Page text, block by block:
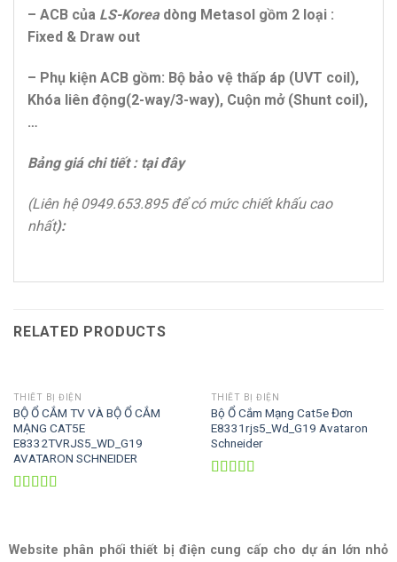
– ACB của LS-Koreadòng Metasol gồm 2 loại :
Fixed & Draw out
– Phụ kiện ACB gồm: Bộ bảo vệ thấp áp (UVT coil),
Khóa liên động(2-way/3-way), Cuộn mở (Shunt coil),
…
Bảng giá chi tiết : tại đây
(Liên hệ 0949.653.895 để có mức chiết khấu cao
nhất):
RELATED PRODUCTS
THIẾT BỊ ĐIỆN
BỘ Ổ CẮM TV VÀ BỘ Ổ CẮM
MẠNG CAT5E
E8332TVRJS5_WD_G19
AVATARON SCHNEIDER
THIẾT BỊ ĐIỆN
Bộ Ổ Cắm Mạng Cat5e Đơn
E8331rjs5_Wd_G19 Avataron
Schneider
Website phân phối thiết bị điện cung cấp cho dự án lớn nhỏ